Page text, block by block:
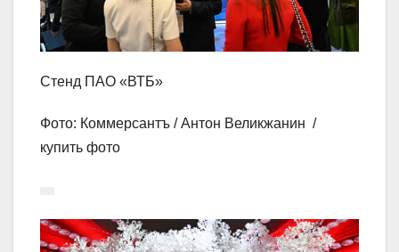
Стенд ПАО «ВТБ»
Фото: Коммерсантъ / Антон Великжанин /
купить фото